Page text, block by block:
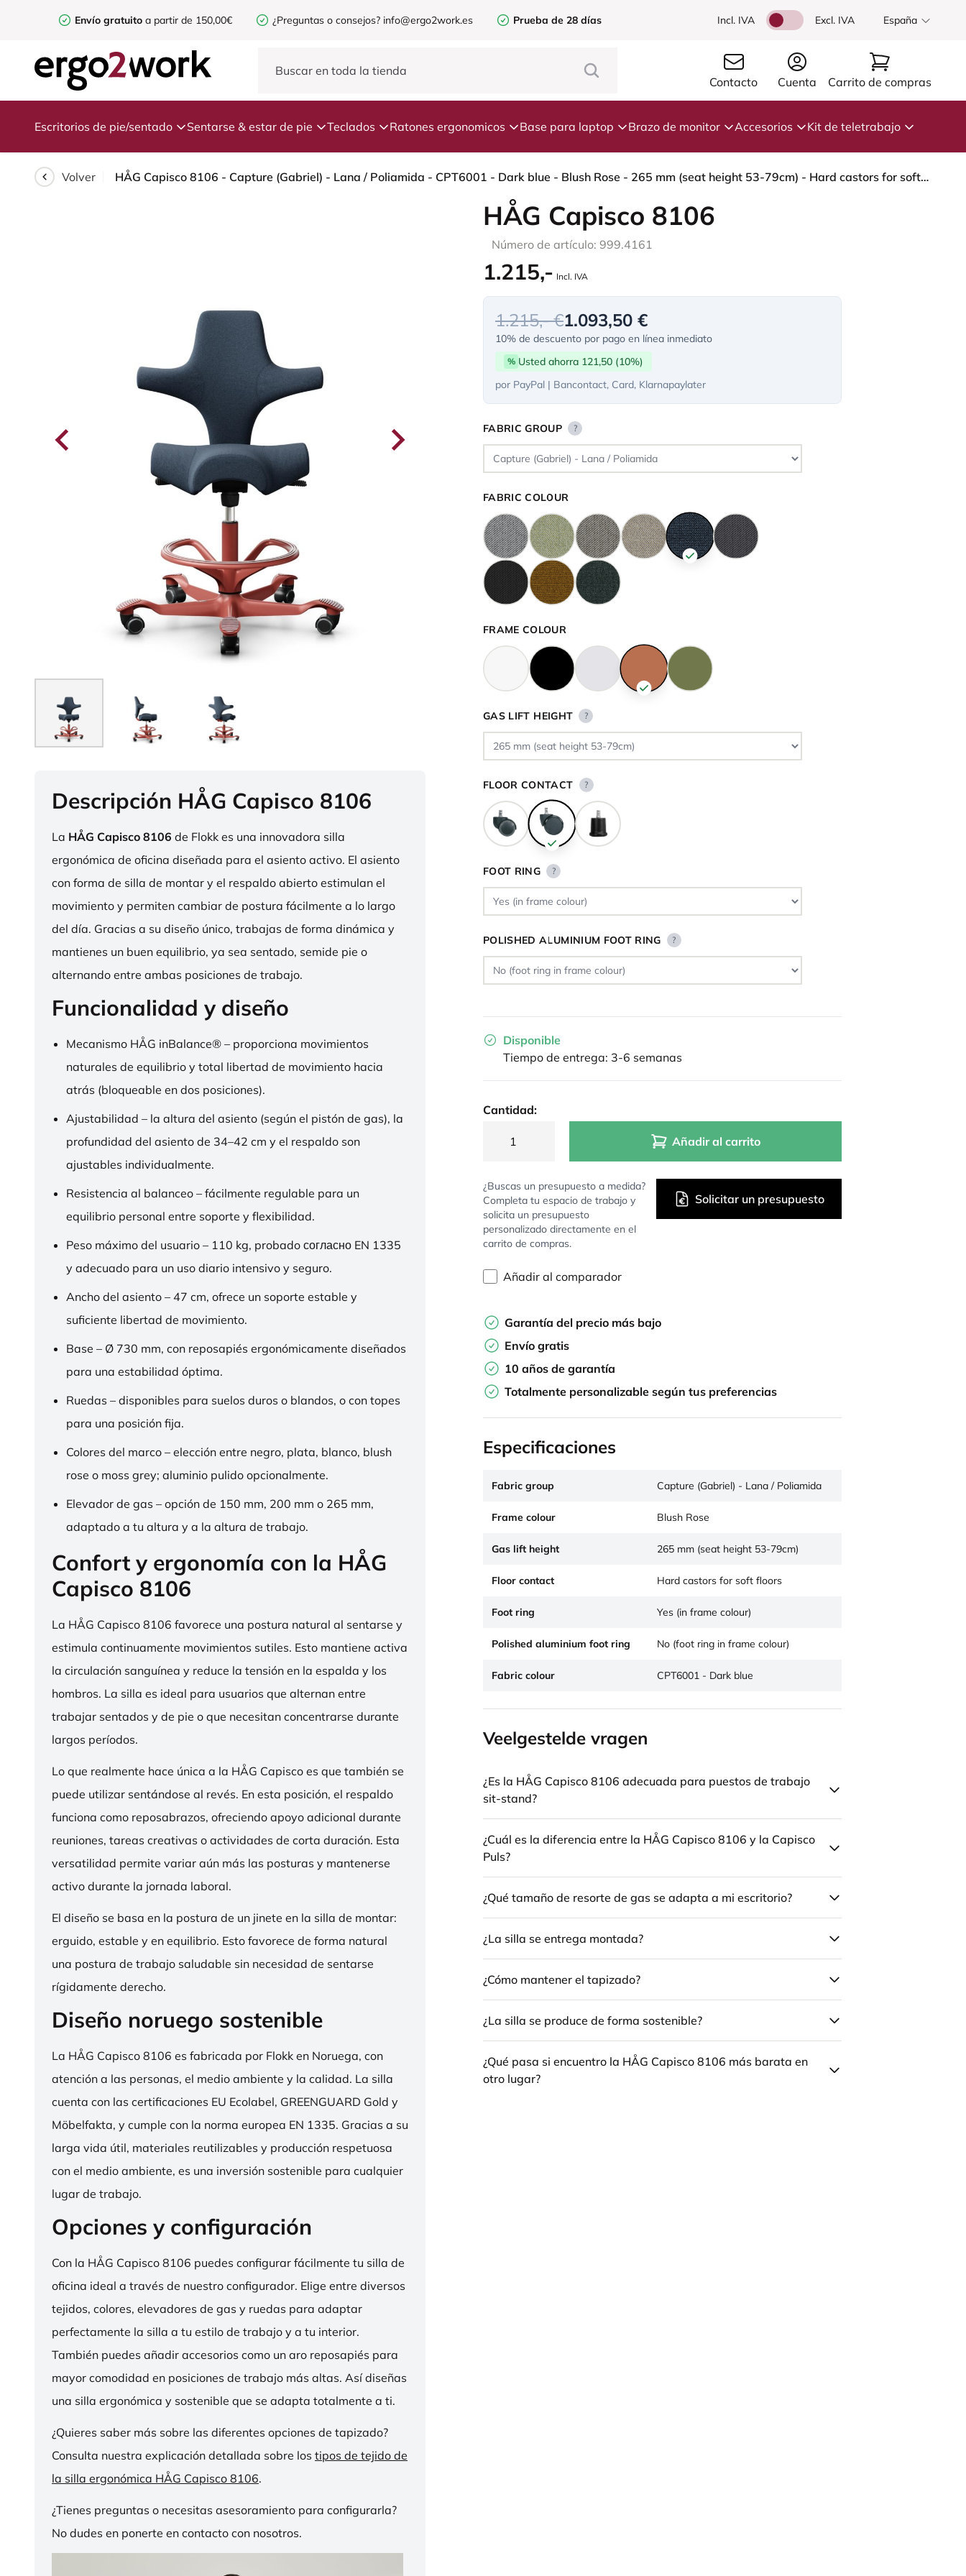
Envío gratuito a partir de 150,00€ ¿Preguntas o consejos? info@ergo2work.es Prueba de 28 días Incl. IVA Excl. IVA España
Contacto Cuenta Carrito de compras
Escritorios de pie/sentado Sentarse & estar de pie Teclados Ratones ergonomicos Base para laptop Brazo de monitor Accesorios Kit de teletrabajo
Volver HÅG Capisco 8106 - Capture (Gabriel) - Lana / Poliamida - CPT6001 - Dark blue - Blush Rose - 265 mm (seat height 53-79cm) - Hard castors for soft floors
Descripción HÅG Capisco 8106
La HÅG Capisco 8106 de Flokk es una innovadora silla
ergonómica de oficina diseñada para el asiento activo. El asiento
con forma de silla de montar y el respaldo abierto estimulan el
movimiento y permiten cambiar de postura fácilmente a lo largo
del día. Gracias a su diseño único, trabajas de forma dinámica y
mantienes un buen equilibrio, ya sea sentado, semide pie o
alternando entre ambas posiciones de trabajo.
Funcionalidad y diseño
Mecanismo HÅG inBalance® – proporciona movimientos
naturales de equilibrio y total libertad de movimiento hacia
atrás (bloqueable en dos posiciones).
Ajustabilidad – la altura del asiento (según el pistón de gas), la
profundidad del asiento de 34–42 cm y el respaldo son
ajustables individualmente.
Resistencia al balanceo – fácilmente regulable para un
equilibrio personal entre soporte y flexibilidad.
Peso máximo del usuario – 110 kg, probado согласно EN 1335
y adecuado para un uso diario intensivo y seguro.
Ancho del asiento – 47 cm, ofrece un soporte estable y
suficiente libertad de movimiento.
Base – Ø 730 mm, con reposapiés ergonómicamente diseñados
para una estabilidad óptima.
Ruedas – disponibles para suelos duros o blandos, o con topes
para una posición fija.
Colores del marco – elección entre negro, plata, blanco, blush
rose o moss grey; aluminio pulido opcionalmente.
Elevador de gas – opción de 150 mm, 200 mm o 265 mm,
adaptado a tu altura y a la altura de trabajo.
Confort y ergonomía con la HÅG
Capisco 8106
La HÅG Capisco 8106 favorece una postura natural al sentarse y
estimula continuamente movimientos sutiles. Esto mantiene activa
la circulación sanguínea y reduce la tensión en la espalda y los
hombros. La silla es ideal para usuarios que alternan entre
trabajar sentados y de pie o que necesitan concentrarse durante
largos períodos.
Lo que realmente hace única a la HÅG Capisco es que también se
puede utilizar sentándose al revés. En esta posición, el respaldo
funciona como reposabrazos, ofreciendo apoyo adicional durante
reuniones, tareas creativas o actividades de corta duración. Esta
versatilidad permite variar aún más las posturas y mantenerse
activo durante la jornada laboral.
El diseño se basa en la postura de un jinete en la silla de montar:
erguido, estable y en equilibrio. Esto favorece de forma natural
una postura de trabajo saludable sin necesidad de sentarse
rígidamente derecho.
Diseño noruego sostenible
La HÅG Capisco 8106 es fabricada por Flokk en Noruega, con
atención a las personas, el medio ambiente y la calidad. La silla
cuenta con las certificaciones EU Ecolabel, GREENGUARD Gold y
Möbelfakta, y cumple con la norma europea EN 1335. Gracias a su
larga vida útil, materiales reutilizables y producción respetuosa
con el medio ambiente, es una inversión sostenible para cualquier
lugar de trabajo.
Opciones y configuración
Con la HÅG Capisco 8106 puedes configurar fácilmente tu silla de
oficina ideal a través de nuestro configurador. Elige entre diversos
tejidos, colores, elevadores de gas y ruedas para adaptar
perfectamente la silla a tu estilo de trabajo y a tu interior.
También puedes añadir accesorios como un aro reposapiés para
mayor comodidad en posiciones de trabajo más altas. Así diseñas
una silla ergonómica y sostenible que se adapta totalmente a ti.
¿Quieres saber más sobre las diferentes opciones de tapizado?
Consulta nuestra explicación detallada sobre los tipos de tejido de
la silla ergonómica HÅG Capisco 8106.
¿Tienes preguntas o necesitas asesoramiento para configurarla?
No dudes en ponerte en contacto con nosotros.
HÅG Capisco 8106
Número de artículo: 999.4161
1.215,- Incl. IVA
1.215,- €1.093,50 €
10% de descuento por pago en línea inmediato
% Usted ahorra 121,50 (10%)
por PayPal | Bancontact, Card, Klarnapaylater
FABRIC GROUP ?
FABRIC COLOUR
FRAME COLOUR
GAS LIFT HEIGHT ?
FLOOR CONTACT ?
FOOT RING ?
POLISHED ALUMINIUM FOOT RING ?
Disponible
Tiempo de entrega: 3-6 semanas
Cantidad:
Añadir al carrito
¿Buscas un presupuesto a medida?
Completa tu espacio de trabajo y
solicita un presupuesto
personalizado directamente en el
carrito de compras.
Solicitar un presupuesto
Añadir al comparador
Garantía del precio más bajo
Envío gratis
10 años de garantía
Totalmente personalizable según tus preferencias
Especificaciones
Fabric group Capture (Gabriel) - Lana / Poliamida
Frame colour Blush Rose
Gas lift height 265 mm (seat height 53-79cm)
Floor contact Hard castors for soft floors
Foot ring Yes (in frame colour)
Polished aluminium foot ring No (foot ring in frame colour)
Fabric colour CPT6001 - Dark blue
Veelgestelde vragen
¿Es la HÅG Capisco 8106 adecuada para puestos de trabajo
sit-stand?
¿Cuál es la diferencia entre la HÅG Capisco 8106 y la Capisco
Puls?
¿Qué tamaño de resorte de gas se adapta a mi escritorio?
¿La silla se entrega montada?
¿Cómo mantener el tapizado?
¿La silla se produce de forma sostenible?
¿Qué pasa si encuentro la HÅG Capisco 8106 más barata en
otro lugar?